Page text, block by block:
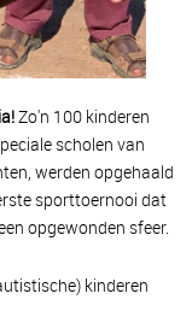
Zo'n 100 kinderen
scholen van
werden opgehaald
sporttoernooi dat
opgewonden sfeer.
kinderen